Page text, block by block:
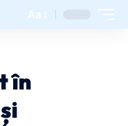
Aa
în